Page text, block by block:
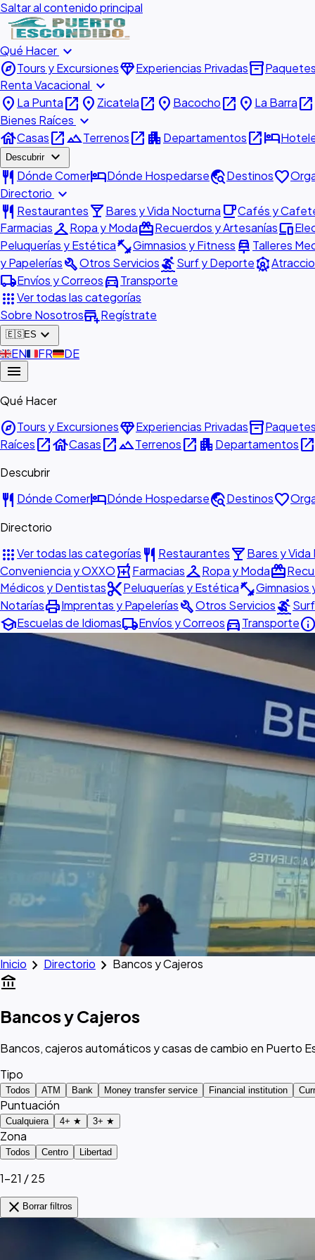
Saltar al contenido principal
Qué Hacer expand_more
exploreTours y ExcursionesdiamondExperiencias Privadasinventory_2Paquetes
Renta Vacacional expand_more
place La Puntaopen_in_new place Zicatelaopen_in_new place Bacochoopen_in_new place La Barraopen_in_new
Bienes Raíces expand_more
houseCasasopen_in_newlandscapeTerrenosopen_in_new apartmentDepartamentosopen_in_newhotel
Descubrir expand_more
restaurant Dónde ComerhotelDónde Hospedarsetravel_exploreDestinosfavorite
Directorio expand_more
restaurant Restauranteslocal_barBares y Vida Nocturna local_cafeCafés y
FarmaciascheckroomRopa y ModaredeemRecuerdos y Artesaníasdevices
Peluquerías y Estéticafitness_centerGimnasios y Fitness car_repair Talleres
y PapeleríasbuildOtros ServiciossurfingSurf y Deporteattractions
local_shippingEnvíos y Correosdirections_carTransporte
appsVer todas las categorías
Sobre Nosotrosadd_businessRegístrate
🇪🇸ES expand_more
🇬🇧EN🇫🇷FR🇩🇪DE
menu
Qué Hacer
exploreTours y ExcursionesdiamondExperiencias Privadasinventory_2Paquetes
Raícesopen_in_newhouseCasasopen_in_newlandscapeTerrenosopen_in_new apartmentDepartamentosopen_in_new
Descubrir
restaurant Dónde ComerhotelDónde Hospedarsetravel_exploreDestinosfavorite
Directorio
appsVer todas las categorías restaurant Restauranteslocal_barBares y
Conveniencia y OXXOlocal_pharmacyFarmaciascheckroomRopa y Modaredeem
Médicos y Dentistascontent_cutPeluquerías y Estéticafitness_centerGimnasios
NotaríasprintImprentas y PapeleríasbuildOtros Serviciossurfing
schoolEscuelas de Idiomaslocal_shippingEnvíos y Correosdirections_carTransporteinfo
Inicio chevron_right Directorio chevron_right Bancos y Cajeros
account_balance
Bancos y Cajeros
Bancos, cajeros automáticos y casas de cambio en Puerto
Tipo
Todos ATM Bank Money transfer service Financial institution
Puntuación
Cualquiera 4+ ★ 3+ ★
Zona
Todos Centro Libertad
1–21 / 25
close Borrar filtros